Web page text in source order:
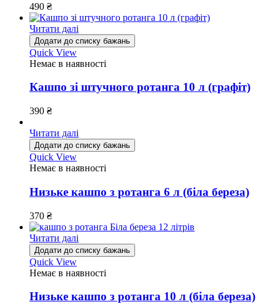
490 ₴
Читати далі
Додати до списку бажань
Quick View
Немає в наявності
Кашпо зі штучного ротанга 10 л (графіт)
390 ₴
Читати далі
Додати до списку бажань
Quick View
Немає в наявності
Низьке кашпо з ротанга 6 л (біла береза)
370 ₴
Читати далі
Додати до списку бажань
Quick View
Немає в наявності
Низьке кашпо з ротанга 10 л (біла береза)